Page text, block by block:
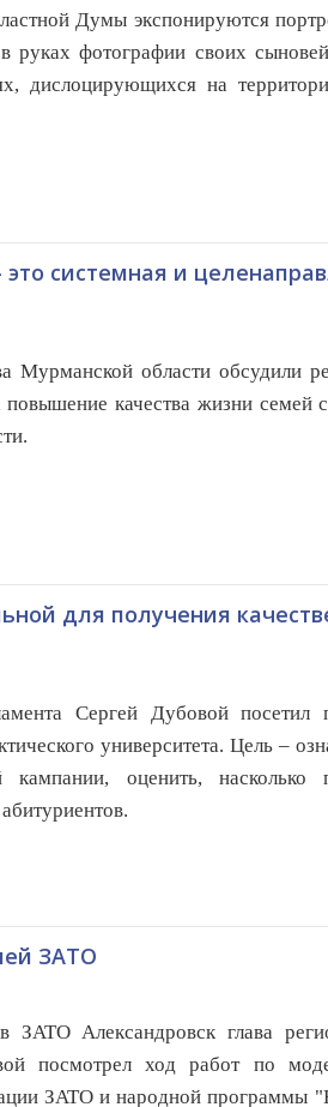
Думы экспонируются
руках фотографии своих
дислоцирующихся на
системная и
Мурманской области обсудили
повышение качества жизни семей
для получения
Сергей Дубовой посетил
университета. Цель –
кампании, оценить, насколько
ЗАТО
Александровск глава
посмотрел ход работ по
ЗАТО и народной программы